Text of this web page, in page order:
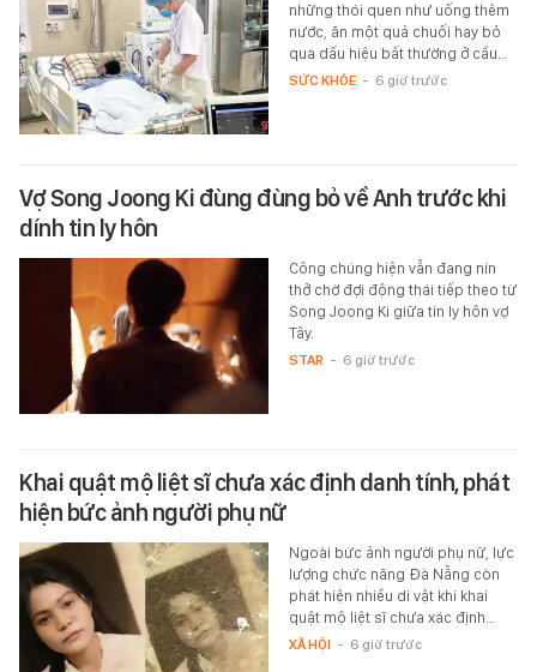
những thói quen như uống thêm
nước, ăn một quả chuối hay bỏ
qua dấu hiệu bất thường ở cầu…
SỨC KHỎE - 6 giờ trước
Vợ Song Joong Ki đùng đùng bỏ về Anh trước khi
dính tin ly hôn
Công chúng hiện vẫn đang nín
thở chờ đợi động thái tiếp theo từ
Song Joong Ki giữa tin ly hôn vợ
Tây.
STAR - 6 giờ trước
Khai quật mộ liệt sĩ chưa xác định danh tính, phát
hiện bức ảnh người phụ nữ
Ngoài bức ảnh người phụ nữ, lực
lượng chức năng Đà Nẵng còn
phát hiện nhiều di vật khi khai
quật mộ liệt sĩ chưa xác định…
XÃ HỘI - 6 giờ trước